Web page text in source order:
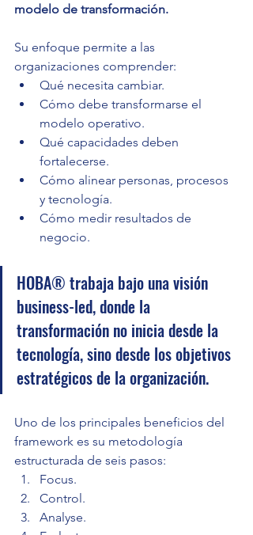
modelo de transformación.
Su enfoque permite a las
organizaciones comprender:
Qué necesita cambiar.
Cómo debe transformarse el
modelo operativo.
Qué capacidades deben
fortalecerse.
Cómo alinear personas, procesos
y tecnología.
Cómo medir resultados de
negocio.
HOBA® trabaja bajo una visión
business-led, donde la
transformación no inicia desde la
tecnología, sino desde los objetivos
estratégicos de la organización.
Uno de los principales beneficios del
framework es su metodología
estructurada de seis pasos:
Focus.
Control.
Analyse.